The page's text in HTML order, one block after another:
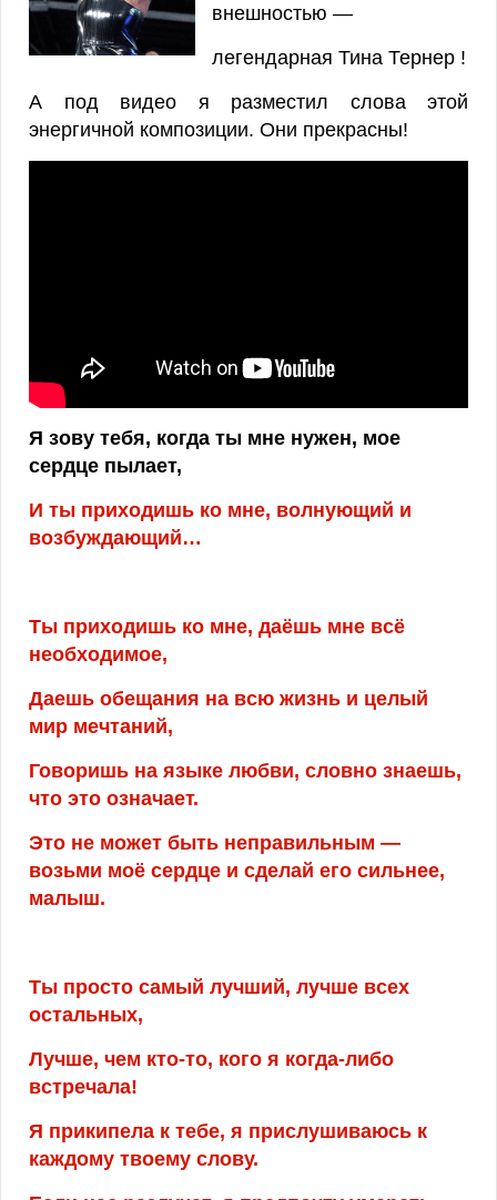
внешностью —
легендарная Тина Тернер !
А под видео я разместил слова этой
энергичной композиции. Они прекрасны!
Я зову тебя, когда ты мне нужен, мое
сердце пылает,
И ты приходишь ко мне, волнующий и
возбуждающий…
Ты приходишь ко мне, даёшь мне всё
необходимое,
Даешь обещания на всю жизнь и целый
мир мечтаний,
Говоришь на языке любви, словно знаешь,
что это означает.
Это не может быть неправильным —
возьми моё сердце и сделай его сильнее,
малыш.
Ты просто самый лучший, лучше всех
остальных,
Лучше, чем кто-то, кого я когда-либо
встречала!
Я прикипела к тебе, я прислушиваюсь к
каждому твоему слову.